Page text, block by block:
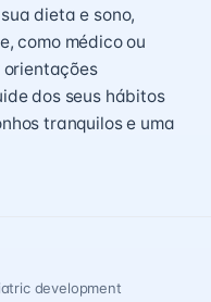
dieta e sono,
como médico ou
dos seus hábitos
tranquilos e uma
development